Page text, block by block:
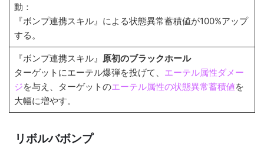
動：
『ボンプ連携スキル』による状態異常蓄積値が100%アップ
する。
『ボンプ連携スキル』 原初のブラックホール
ターゲットにエーテル爆弾を投げて、 エーテル属性ダメー
ジを与え、ターゲットのエーテル属性の状態異常蓄積値を
大幅に増やす。
リボルバボンプ